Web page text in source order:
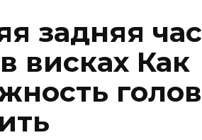
задняя
висках Как